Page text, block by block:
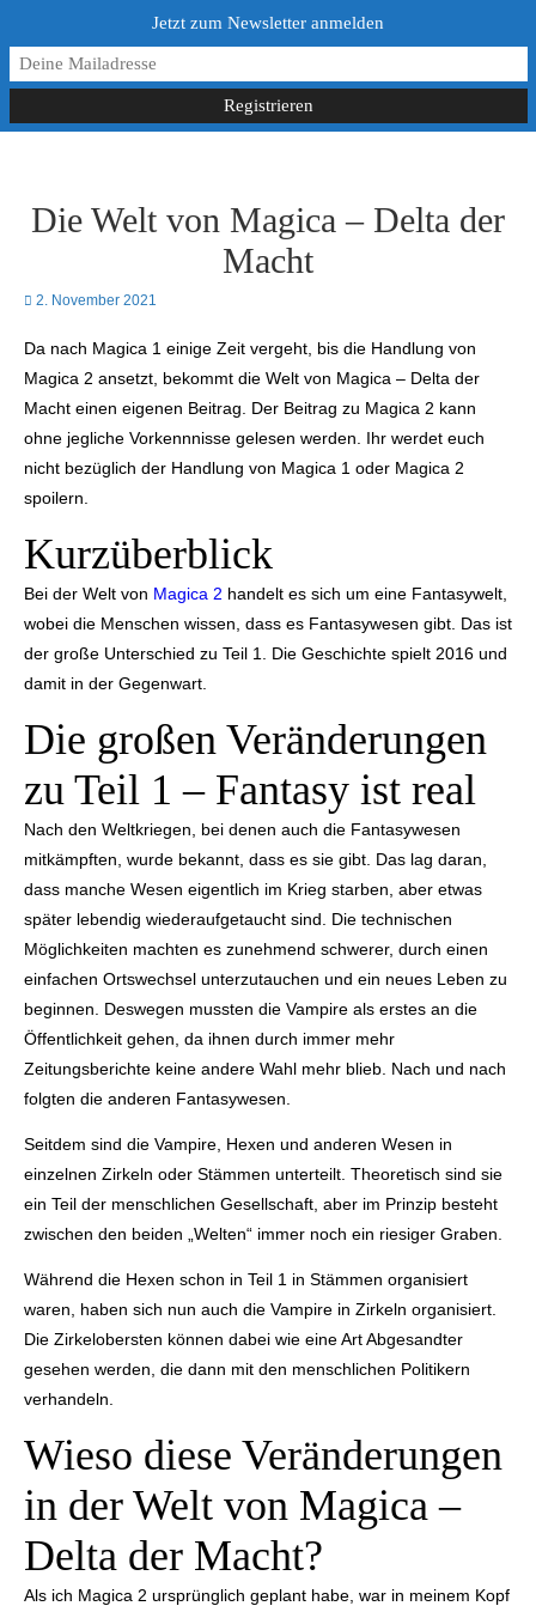
Die Welt von Magica – Delta der
Macht
2. November 2021
Da nach Magica 1 einige Zeit vergeht, bis die Handlung von
Magica 2 ansetzt, bekommt die Welt von Magica – Delta der
Macht einen eigenen Beitrag. Der Beitrag zu Magica 2 kann
ohne jegliche Vorkennnisse gelesen werden. Ihr werdet euch
nicht bezüglich der Handlung von Magica 1 oder Magica 2
spoilern.
Kurzüberblick
Bei der Welt von Magica 2 handelt es sich um eine Fantasywelt,
wobei die Menschen wissen, dass es Fantasywesen gibt. Das ist
der große Unterschied zu Teil 1. Die Geschichte spielt 2016 und
damit in der Gegenwart.
Die großen Veränderungen
zu Teil 1 – Fantasy ist real
Nach den Weltkriegen, bei denen auch die Fantasywesen
mitkämpften, wurde bekannt, dass es sie gibt. Das lag daran,
dass manche Wesen eigentlich im Krieg starben, aber etwas
später lebendig wiederaufgetaucht sind. Die technischen
Möglichkeiten machten es zunehmend schwerer, durch einen
einfachen Ortswechsel unterzutauchen und ein neues Leben zu
beginnen. Deswegen mussten die Vampire als erstes an die
Öffentlichkeit gehen, da ihnen durch immer mehr
Zeitungsberichte keine andere Wahl mehr blieb. Nach und nach
folgten die anderen Fantasywesen.
Seitdem sind die Vampire, Hexen und anderen Wesen in
einzelnen Zirkeln oder Stämmen unterteilt. Theoretisch sind sie
ein Teil der menschlichen Gesellschaft, aber im Prinzip besteht
zwischen den beiden „Welten“ immer noch ein riesiger Graben.
Während die Hexen schon in Teil 1 in Stämmen organisiert
waren, haben sich nun auch die Vampire in Zirkeln organisiert.
Die Zirkelobersten können dabei wie eine Art Abgesandter
gesehen werden, die dann mit den menschlichen Politikern
verhandeln.
Wieso diese Veränderungen
in der Welt von Magica –
Delta der Macht?
Als ich Magica 2 ursprünglich geplant habe, war in meinem Kopf
Jetzt zum Newsletter anmelden